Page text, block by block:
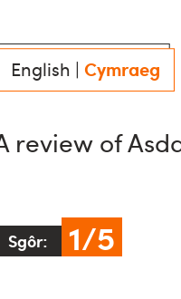
English |Cymraeg
review of
Sgôr: 1/5